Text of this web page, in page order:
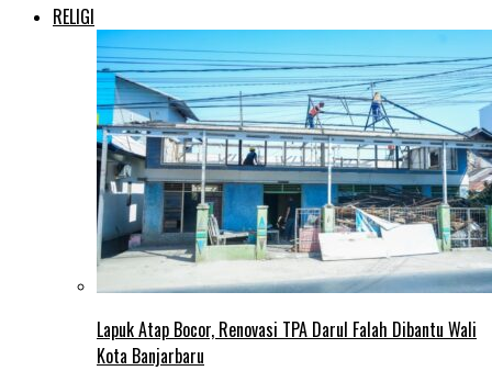
RELIGI
Lapuk Atap Bocor, Renovasi TPA Darul Falah Dibantu Wali
Kota Banjarbaru